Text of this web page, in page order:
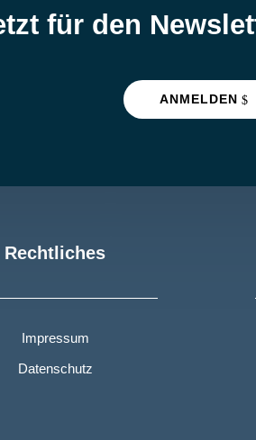
für den
ANMELDEN
Rechtliches
Impressum
Datenschutz